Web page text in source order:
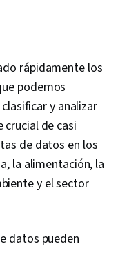
rápidamente los
podemos
y analizar
de casi
de datos en los
la alimentación, la
y el sector
datos pueden